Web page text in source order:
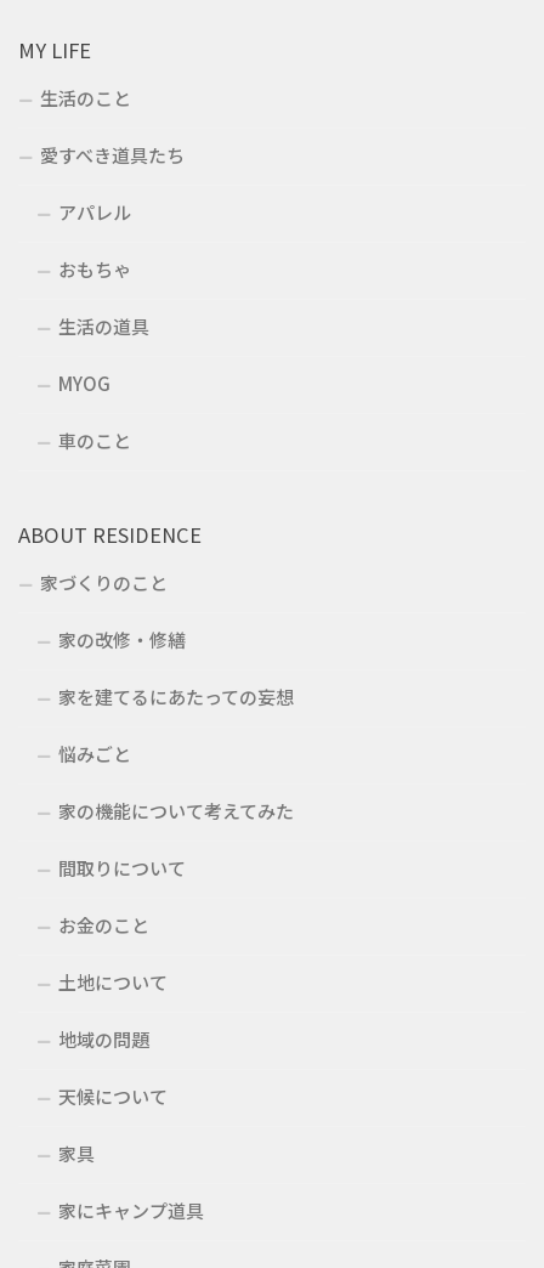
MY LIFE
生活のこと
愛すべき道具たち
アパレル
おもちゃ
生活の道具
MYOG
車のこと
ABOUT RESIDENCE
家づくりのこと
家の改修・修繕
家を建てるにあたっての妄想
悩みごと
家の機能について考えてみた
間取りについて
お金のこと
土地について
地域の問題
天候について
家具
家にキャンプ道具